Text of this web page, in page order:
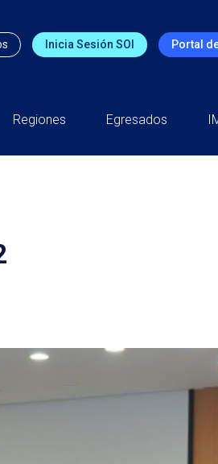
Inicia Sesión SOI Portal
Regiones Egresados